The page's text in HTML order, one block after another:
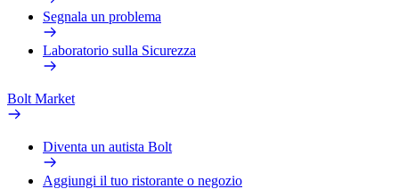
Segnala un problema
Laboratorio sulla Sicurezza
Bolt Market
Diventa un autista Bolt
Aggiungi il tuo ristorante o negozio